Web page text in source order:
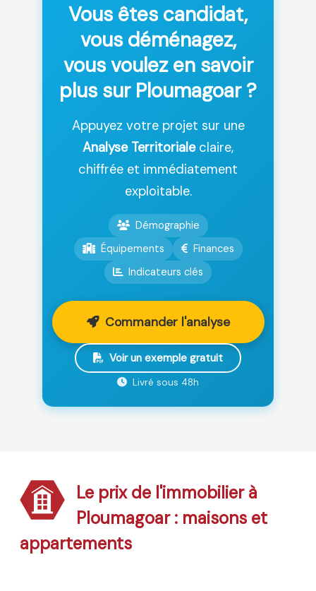
Vous êtes candidat,
vous déménagez,
vous voulez en savoir
plus sur Ploumagoar ?
Appuyez votre projet sur une
Analyse Territorialeclaire,
chiffrée et immédiatement
exploitable.
Démographie
Équipements
Finances
Indicateurs clés
Commander l'analyse
Voir un exemple gratuit
Livré sous 48h
Le prix de l'immobilier à
Ploumagoar : maisons et
appartements